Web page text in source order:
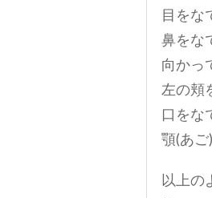
目をな
鼻をな
向かっ
左の頬
口をな
顎(あ
以上の